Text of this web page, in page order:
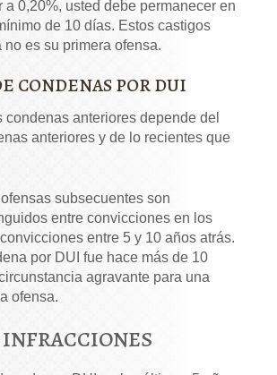
a 0,20%, usted debe permanecer en
de 10 días. Estos castigos
es su primera ofensa.
CONDENAS POR DUI
condenas anteriores depende del
anteriores y de lo recientes que
subsecuentes son
entre convicciones en los
entre 5 y 10 años atrás.
por DUI fue hace más de 10
agravante para una
ofensa.